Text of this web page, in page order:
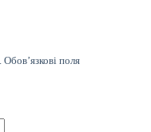
Обов’язкові поля